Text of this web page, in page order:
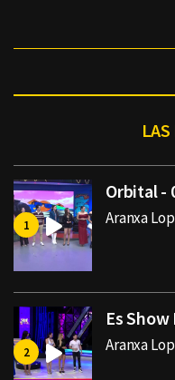
Orbital -
Aranxa
Es
Aranxa